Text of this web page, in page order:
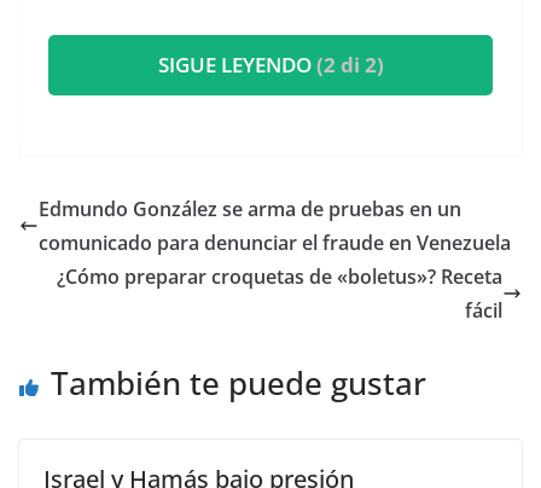
SIGUE LEYENDO(2 di 2)
Edmundo González se arma de pruebas en un
comunicado para denunciar el fraude en Venezuela
¿Cómo preparar croquetas de «boletus»? Receta
fácil
También te puede gustar
Israel y Hamás bajo presión